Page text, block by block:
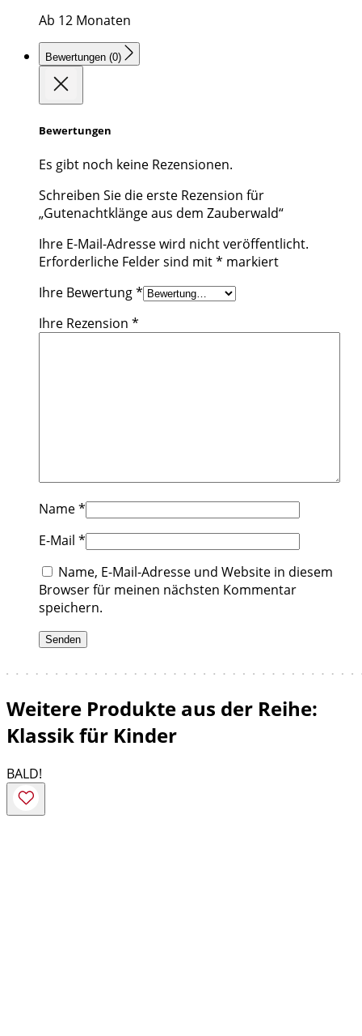
Ab 12 Monaten
Bewertungen (0)
Bewertungen
Es gibt noch keine Rezensionen.
Schreiben Sie die erste Rezension für
„Gutenachtklänge aus dem Zauberwald“
Ihre E-Mail-Adresse wird nicht veröffentlicht.
Erforderliche Felder sind mit* markiert
Ihre Bewertung*
Ihre Rezension *
Name*
E-Mail *
Name, E-Mail-Adresse und Website in diesem
Browser für meinen nächsten Kommentar
speichern.
Weitere Produkte aus der Reihe:
Klassik für Kinder
BALD!